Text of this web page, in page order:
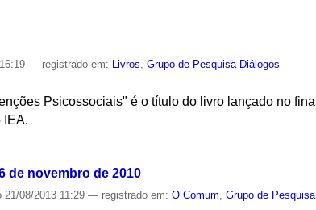
— registrado em: Livros,Grupo de Pesquisa Diálogos
Psicossociais" é o título do livro lançado no final
IEA.
de novembro de 2010
21/08/2013 11:29— registrado em:O Comum ,Grupo de Pesquisa